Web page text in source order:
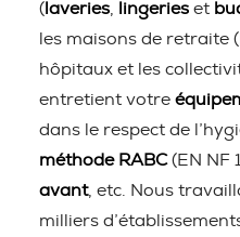
( laveries lingeries et
les maisons de retraite (
hôpitaux et les
entretient votre
dans le respect de
méthode RABC(EN NF
avant, etc. Nous
milliers